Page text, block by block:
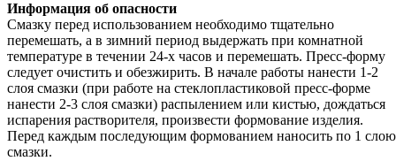
Информация об опасности
Смазку перед использованием необходимо тщательно
перемешать, а в зимний период выдержать при комнатной
температуре в течении 24-х часов и перемешать. Пресс-форму
следует очистить и обезжирить. В начале работы нанести 1-2
слоя смазки (при работе на стеклопластиковой пресс-форме
нанести 2-3 слоя смазки) распылением или кистью, дождаться
испарения растворителя, произвести формование изделия.
Перед каждым последующим формованием наносить по 1 слою
смазки.